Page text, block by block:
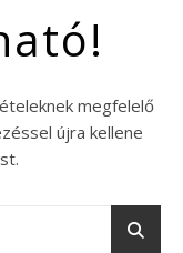
megfelelő
újra kellene